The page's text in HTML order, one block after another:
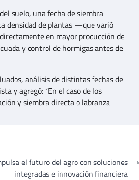
suelo, una fecha de siembra
densidad de plantas —que varió
en mayor producción de
y control de hormigas antes de
análisis de distintas fechas de
y agregó: “En el caso de los
y siembra directa o labranza
el futuro del agro con soluciones
integradas e innovación financiera
⟶